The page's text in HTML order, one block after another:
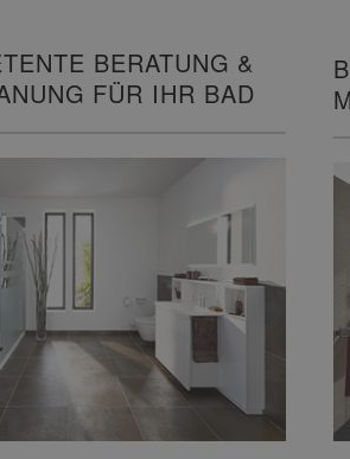
BERATUNG &
FÜR IHR BAD